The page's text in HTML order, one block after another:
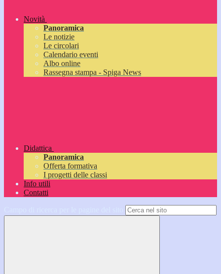
Novità
Panoramica
Le notizie
Le circolari
Calendario eventi
Albo online
Rassegna stampa - Spiga News
Didattica
Panoramica
Offerta formativa
I progetti delle classi
Info utili
Contatti